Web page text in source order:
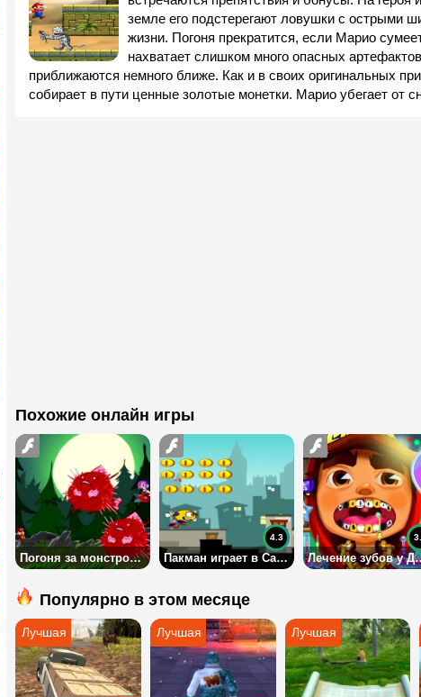
земле его подстерегают ловушки с острыми
жизни. Погоня прекратится, если Марио
нахватает слишком много опасных
приближаются немного ближе. Как и в своих оригинальных
собирает в пути ценные золотые монетки. Марио убегает от
Похожие онлайн игры
Погоня за монстром в стиле Сабвей Серф Пакман играет в Сабвей Серф
4.3
Лечение зубов
Популярно в этом месяце